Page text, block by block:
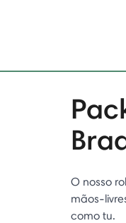
O nosso
mãos-
como tu.